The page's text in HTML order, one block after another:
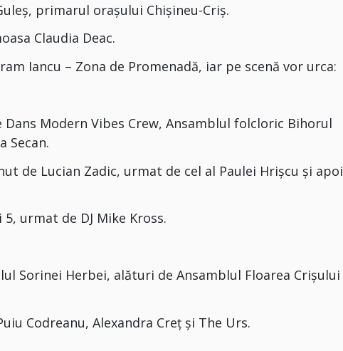
primarul orașului Chișineu-Criș.
Claudia Deac.
Iancu – Zona de Promenadă, iar pe scenă vor urca:
Modern Vibes Crew, Ansamblul folcloric Bihorul
Secan.
de Lucian Zadic, urmat de cel al Paulei Hrișcu și apoi
urmat de DJ Mike Kross.
Sorinei Herbei, alături de Ansamblul Floarea Crișului
Codreanu, Alexandra Creț și The Urs.